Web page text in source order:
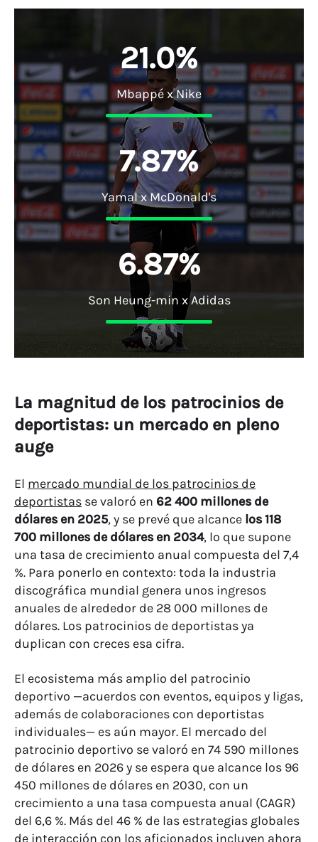
21.0%
Mbappé x Nike
7.87%
Yamal x McDonald's
6.87%
Son Heung-min x Adidas
La magnitud de los patrocinios de
deportistas: un mercado en pleno
auge
El mercado mundial de los patrocinios de
deportistas se valoró en 62 400 millones de
dólares en 2025, y se prevé que alcance los 118
700 millones de dólares en 2034, lo que supone
una tasa de crecimiento anual compuesta del 7,4
%. Para ponerlo en contexto: toda la industria
discográfica mundial genera unos ingresos
anuales de alrededor de 28 000 millones de
dólares. Los patrocinios de deportistas ya
duplican con creces esa cifra.
El ecosistema más amplio del patrocinio
deportivo —acuerdos con eventos, equipos y ligas,
además de colaboraciones con deportistas
individuales— es aún mayor. El mercado del
patrocinio deportivo se valoró en 74 590 millones
de dólares en 2026 y se espera que alcance los 96
450 millones de dólares en 2030, con un
crecimiento a una tasa compuesta anual (CAGR)
del 6,6 %. Más del 46 % de las estrategias globales
de interacción con los aficionados incluyen ahora